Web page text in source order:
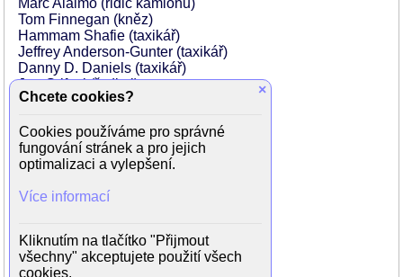
Marc Alaimo (řidič kamionu)
Tom Finnegan (kněz)
Hammam Shafie (taxikář)
Jeffrey Anderson-Gunter (taxikář)
Danny D. Daniels (taxikář)
Joe Grifasi (ředitel)
Vanna White (ona sama)
Rick Scarry (ostraha)
Mary Lou Retton (ona sama)
Lou Felder (konferenciér)
Joe D'Angerio (ostraha)
Paul Hutton (doktor)
Susan Breslau (dáma ve vlaku)
×
Chcete cookies?
Cookies používáme pro správné
fungování stránek a pro jejich
optimalizaci a vylepšení.
Více informací
Kliknutím na tlačítko "Přijmout
všechny" akceptujete použití všech
cookies.